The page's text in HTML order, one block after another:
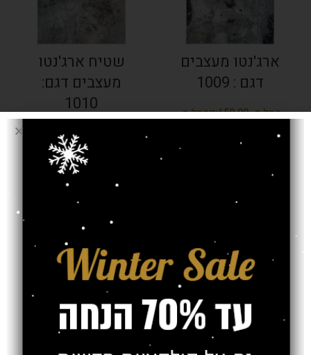
ארג'נטו מעצבים
דגם : 1009
₪
שטיח ארג'נטו
מעצבים דגם:
1010
₪
₪
שטיח ארג'נטו
עגול דגם 748